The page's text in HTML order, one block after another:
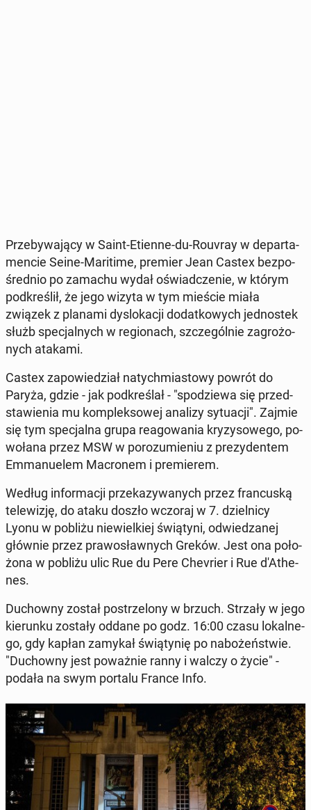
Prze­by­wa­ją­cy w Saint-Etienne-du-Rouvray w de­par­ta­
men­cie Seine-Ma­ri­ti­me, premier Jean Castex bez­po­
śred­nio po zamachu wydał oświad­cze­nie, w którym
pod­kre­ślił, że jego wizyta w tym mieście miała
związek z planami dys­lo­ka­cji do­dat­ko­wych jed­no­stek
służb spe­cjal­nych w re­gio­nach, szcze­gól­nie za­gro­żo­
nych atakami.
Castex za­po­wie­dział na­tych­mia­sto­wy powrót do
Paryża, gdzie - jak pod­kre­ślał - "spo­dzie­wa się przed­
sta­wie­nia mu kom­plek­so­wej analizy sy­tu­acji". Zajmie
się tym spe­cjal­na grupa re­ago­wa­nia kry­zy­so­we­go, po­
wo­ła­na przez MSW w po­ro­zu­mie­niu z pre­zy­den­tem
Em­ma­nu­elem Ma­cro­nem i pre­mie­rem.
Według in­for­ma­cji prze­ka­zy­wa­nych przez fran­cu­ską
te­le­wi­zję, do ataku doszło wczoraj w 7. dziel­ni­cy
Lyonu w pobliżu nie­wiel­kiej świą­ty­ni, od­wie­dza­nej
głównie przez pra­wo­sław­nych Greków. Jest ona po­ło­
żo­na w pobliżu ulic Rue du Pere Che­vrier i Rue d'A­the­
nes.
Du­chow­ny został po­strze­lo­ny w brzuch. Strzały w jego
kie­run­ku zostały oddane po godz. 16:00 czasu lo­kal­ne­
go, gdy kapłan zamykał świą­ty­nię po na­bo­żeń­stwie.
"Du­chow­ny jest po­waż­nie ranny i walczy o życie" -
podała na swym portalu France Info.